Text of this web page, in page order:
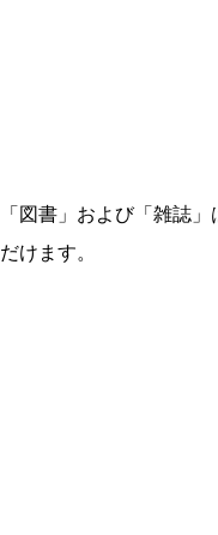
書」および「雑誌」
けます。